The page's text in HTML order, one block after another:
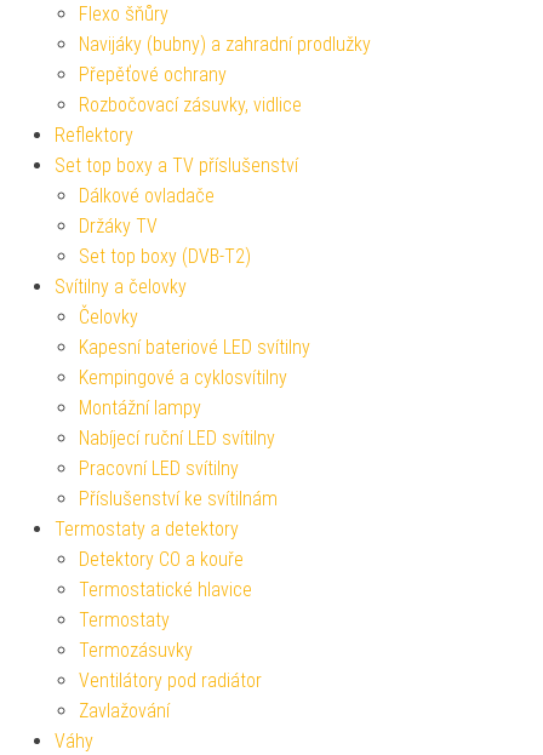
Flexo šňůry
Navijáky (bubny) a zahradní prodlužky
Přepěťové ochrany
Rozbočovací zásuvky, vidlice
Reflektory
Set top boxy a TV příslušenství
Dálkové ovladače
Držáky TV
Set top boxy (DVB-T2)
Svítilny a čelovky
Čelovky
Kapesní bateriové LED svítilny
Kempingové a cyklosvítilny
Montážní lampy
Nabíjecí ruční LED svítilny
Pracovní LED svítilny
Příslušenství ke svítilnám
Termostaty a detektory
Detektory CO a kouře
Termostatické hlavice
Termostaty
Termozásuvky
Ventilátory pod radiátor
Zavlažování
Váhy